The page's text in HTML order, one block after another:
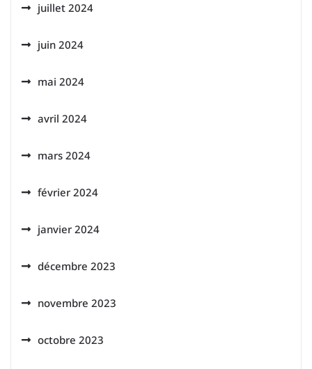
juillet 2024
juin 2024
mai 2024
avril 2024
mars 2024
février 2024
janvier 2024
décembre 2023
novembre 2023
octobre 2023